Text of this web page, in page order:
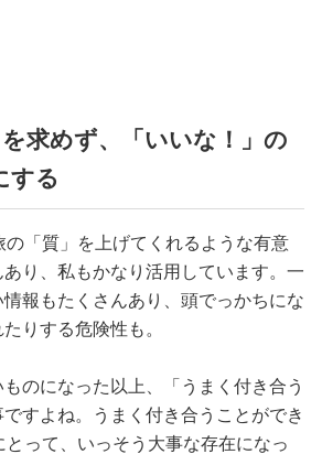
求めず、「いいな！」の
する
「質」を上げてくれるような有意
り、私もかなり活用しています。一
報もたくさんあり、頭でっかちにな
りする危険性も。
のになった以上、「うまく付き合う
すよね。うまく付き合うことができ
って、いっそう大事な存在になっ